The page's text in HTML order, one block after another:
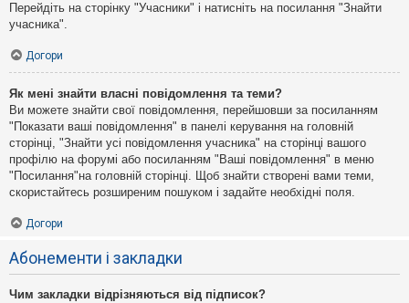
Перейдіть на сторінку "Учасники" і натисніть на посилання "Знайти
учасника".
Догори
Як мені знайти власні повідомлення та теми?
Ви можете знайти свої повідомлення, перейшовши за посиланням
"Показати ваші повідомлення" в панелі керування на головній
сторінці, "Знайти усі повідомлення учасника" на сторінці вашого
профілю на форумі або посиланням "Ваші повідомлення" в меню
"Посилання"на головній сторінці. Щоб знайти створені вами теми,
скористайтесь розширеним пошуком і задайте необхідні поля.
Догори
Абонементи і закладки
Чим закладки відрізняються від підписок?